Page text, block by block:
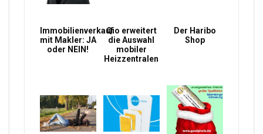
Immobilienverkauf
mit Makler: JA
oder NEIN!
Qio erweitert
die Auswahl
mobiler
Heizzentralen
Der Haribo
Shop